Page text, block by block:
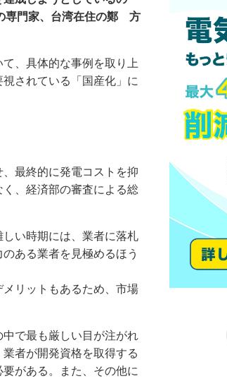
専門家、台湾在住の鄭 方
、具体的な事例を取り上
されている「国産化」に
最終的に発電コストを抑
、経済部の審査による総
い時期には、業者に落札
ある業者を見極めるほう
リットもあるため、市場
で最も厳しい目が注がれ
者が開発資格を取得する
がある。また、その他に